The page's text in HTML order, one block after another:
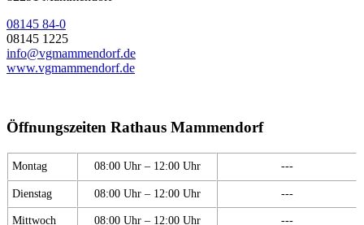
08145 84-0
08145 1225
info@vgmammendorf.de
www.vgmammendorf.de
Öffnungszeiten Rathaus Mammendorf
Montag 08:00 Uhr – 12:00 Uhr ---
Dienstag 08:00 Uhr – 12:00 Uhr ---
Mittwoch 08:00 Uhr – 12:00 Uhr ---